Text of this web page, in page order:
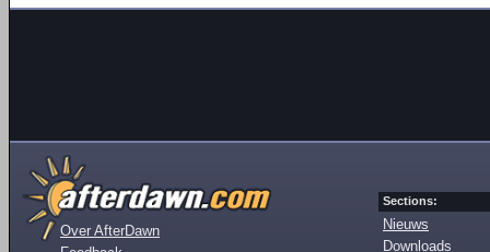
Over AfterDawn
Sections:
Nieuws
Downloads